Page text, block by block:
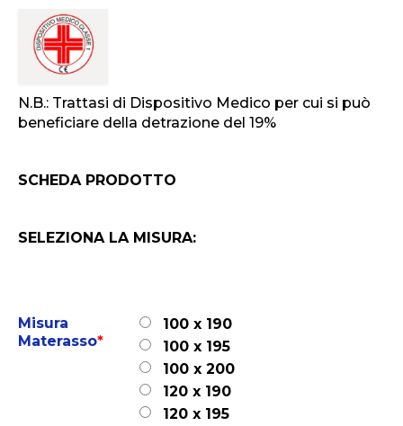
N.B.: Trattasi di Dispositivo Medico per cui si può
beneficiare della detrazione del 19%
SCHEDA PRODOTTO
SELEZIONA LA MISURA:
Misura
Materasso*
100 x 190
100 x 195
100 x 200
120 x 190
120 x 195